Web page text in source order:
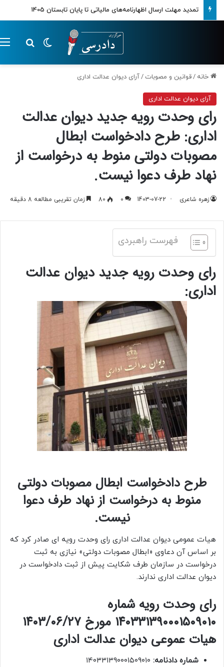
تمدید مهلت ارسال اظهارنامه‌های مالیاتی تا پایان تابستان 1405
تغییر پوسته
خانه /قوانین و مصوبات /آرای دیوان عدالت اداری
آرای دیوان عدالت اداری
رای وحدت رویه جدید دیوان عدالت
اداری: طرح دادخواست ابطال
مصوبات دولتی منوط به درخواست از
نهاد طرف دعوا نیست.
زهره شاعری 1403-07-22
0
80 زمان تقریبی مطالعه 8 دقیقه
فهرست راهبردی
رای وحدت رویه جدید دیوان عدالت
اداری:
طرح دادخواست ابطال مصوبات دولتی
منوط به درخواست از نهاد طرف دعوا
نیست.
هیات عمومی دیوان عدالت اداری رای وحدت رویه ای صادر کرد که
بر اساس آن دعاوی «ابطال مصوبات دولتی» نیازی به ثبت
درخواست در سازمان طرف شکایت پیش از ثبت دادخواست در
دیوان عدالت اداری ندارند.
رای وحدت رویه شماره
۱۴‍۰۳۳۱۳۹‍۰‍۰‍۰۱۵‍۰۹‍۰۱‍۰ مورخ ۱۴‍۰۳/‍۰۶/۲۷
هیات عموعی دیوان عدالت اداری
شماره دادنامه: